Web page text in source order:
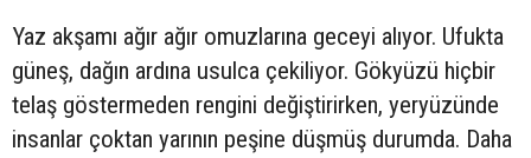
Yaz akşamı ağır ağır omuzlarına geceyi alıyor. Ufukta
güneş, dağın ardına usulca çekiliyor. Gökyüzü hiçbir
telaş göstermeden rengini değiştirirken, yeryüzünde
insanlar çoktan yarının peşine düşmüş durumda. Daha